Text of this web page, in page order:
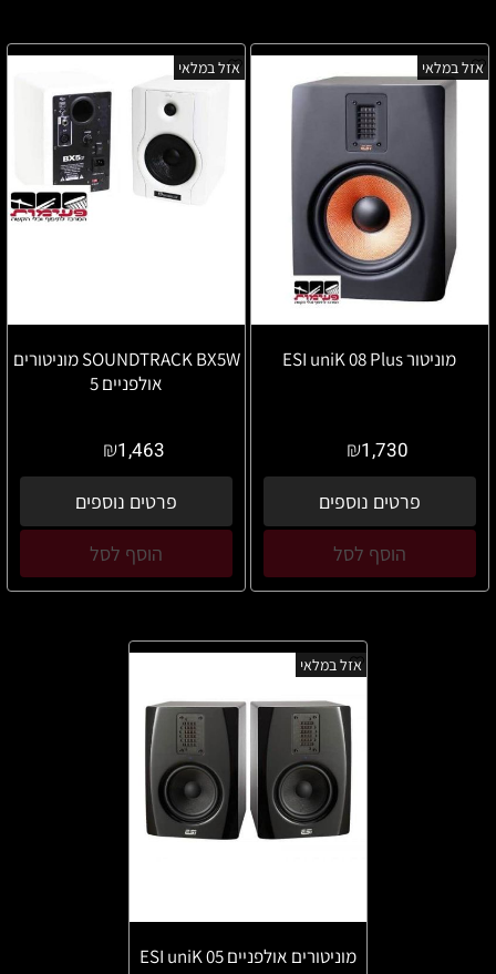
אזל במלאי
מוניטור ESI uniK 08 Plus
₪1,730
פרטים נוספים
הוסף לסל
אזל במלאי
SOUNDTRACK BX5W מוניטורים
אולפניים 5
₪1,463
פרטים נוספים
הוסף לסל
אזל במלאי
מוניטורים אולפניים ESI uniK 05